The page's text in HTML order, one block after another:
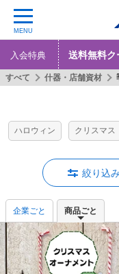
MENU
入会特典 送料無料ク
ハロウィン クリスマス
すべて 什器・店舗資材
絞り込み
企業ごと 商品ごと